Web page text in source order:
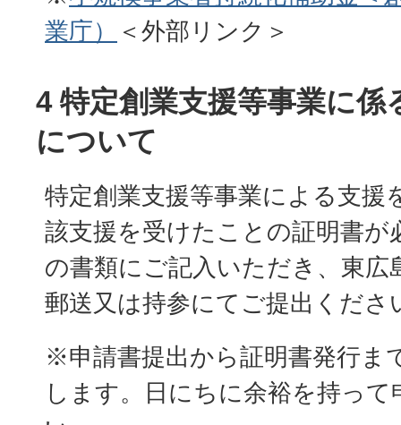
業庁）
＜外部リンク＞
4 特定創業支援等事業に係
について
特定創業支援等事業による支援
該支援を受けたことの証明書が
の書類にご記入いただき、東広
郵送又は持参にてご提出くださ
※申請書提出から証明書発行ま
します。日にちに余裕を持っ